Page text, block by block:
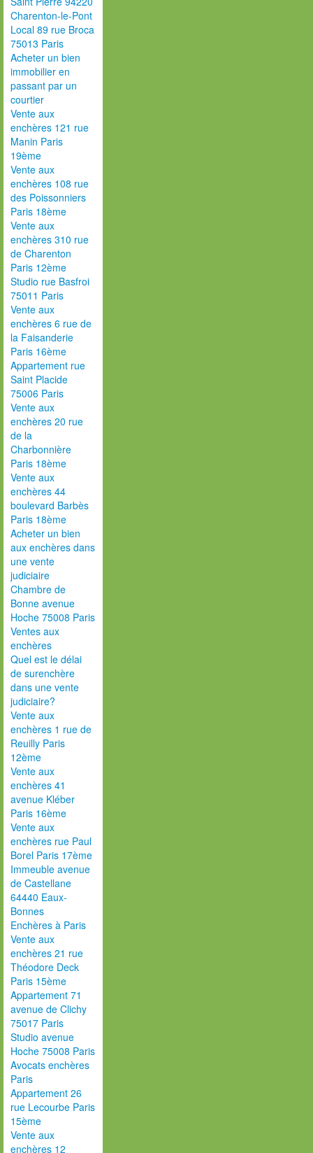
Charenton-le-Pont
Local 89 rue Broca
75013 Paris
Acheter un bien
immobilier en
passant par un
courtier
Vente aux
enchères 121 rue
Manin Paris
19ème
Vente aux
enchères 108 rue
des Poissonniers
Paris 18ème
Vente aux
enchères 310 rue
de Charenton
Paris 12ème
Studio rue Basfroi
75011 Paris
Vente aux
enchères 6 rue de
la Faisanderie
Paris 16ème
Appartement rue
Saint Placide
75006 Paris
Vente aux
enchères 20 rue
de la
Charbonnière
Paris 18ème
Vente aux
enchères 44
boulevard Barbès
Paris 18ème
Acheter un bien
aux enchères dans
une vente
judiciaire
Chambre de
Bonne avenue
Hoche 75008 Paris
Ventes aux
enchères
Quel est le délai
de surenchère
dans une vente
judiciaire?
Vente aux
enchères 1 rue de
Reuilly Paris
12ème
Vente aux
enchères 41
avenue Kléber
Paris 16ème
Vente aux
enchères rue Paul
Borel Paris 17ème
Immeuble avenue
de Castellane
64440 Eaux-
Bonnes
Enchères à Paris
Vente aux
enchères 21 rue
Théodore Deck
Paris 15ème
Appartement 71
avenue de Clichy
75017 Paris
Studio avenue
Hoche 75008 Paris
Avocats enchères
Paris
Appartement 26
rue Lecourbe Paris
15ème
Vente aux
enchères 12